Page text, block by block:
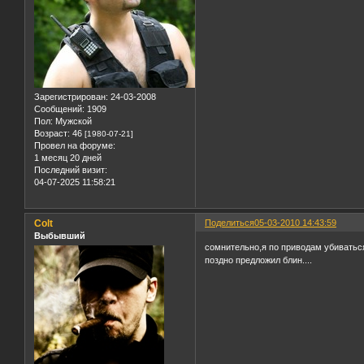
Зарегистрирован: 24-03-2008
Сообщений: 1909
Пол: Мужской
Возраст: 46 [1980-07-21]
Провел на форуме:
1 месяц 20 дней
Последний визит:
04-07-2025 11:58:21
Поделиться05-03-2010 14:43:59
Colt
Выбывший
сомнительно,я по приводам
поздно предложил блин....